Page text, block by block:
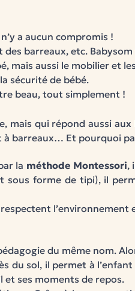
a aucun compromis !
barreaux, etc.
mais aussi le mobilier et
sécurité de bébé.
beau, tout simplement !
mais qui répond aussi aux
barreaux… Et pourquoi
la méthode Montessori,
sous forme de tipi), il
l’environnement
du même nom.
du sol, il permet à
et ses moments de repos.